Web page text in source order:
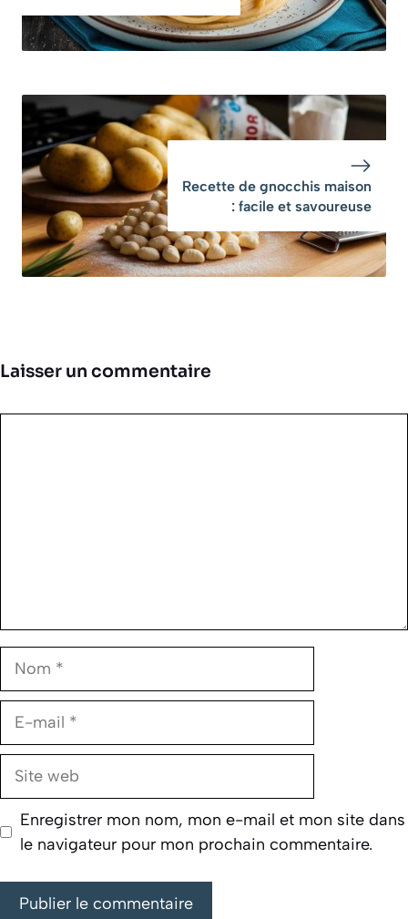
Recette de gnocchis maison
: facile et savoureuse
Laisser un commentaire
Nom
E-
Site
Enregistrer mon nom, mon e-mail et mon site dans
le navigateur pour mon prochain commentaire.